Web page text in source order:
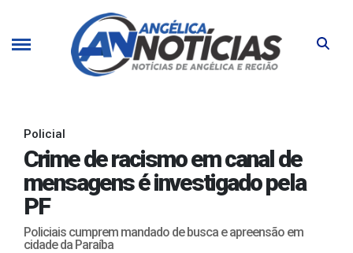
Policial
Crime de racismo em canal de
mensagens é investigado pela
PF
Policiais cumprem mandado de busca e apreensão em
cidade da Paraíba